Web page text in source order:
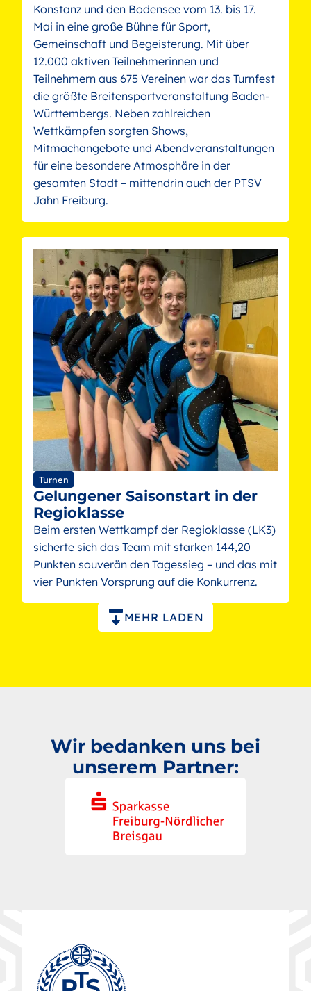
Konstanz und den Bodensee vom 13. bis 17.
Mai in eine große Bühne für Sport,
Gemeinschaft und Begeisterung. Mit über
12.000 aktiven Teilnehmerinnen und
Teilnehmern aus 675 Vereinen war das Turnfest
die größte Breitensportveranstaltung Baden-
Württembergs. Neben zahlreichen
Wettkämpfen sorgten Shows,
Mitmachangebote und Abendveranstaltungen
für eine besondere Atmosphäre in der
gesamten Stadt – mittendrin auch der PTSV
Jahn Freiburg.
Turnen
Gelungener Saisonstart in der
Regioklasse
Beim ersten Wettkampf der Regioklasse (LK3)
sicherte sich das Team mit starken 144,20
Punkten souverän den Tagessieg – und das mit
vier Punkten Vorsprung auf die Konkurrenz.
Paginierung
MEHR LADEN
Wir bedanken uns bei
unserem Partner: